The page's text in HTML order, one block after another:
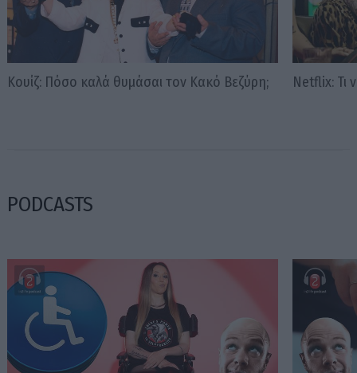
Κουίζ: Πόσο καλά θυμάσαι τον Κακό Βεζύρη; Νetflix: Τι
PODCASTS